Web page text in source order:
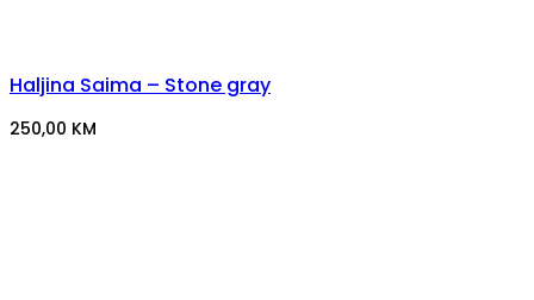
Haljina Saima – Stone gray
250,00 KM